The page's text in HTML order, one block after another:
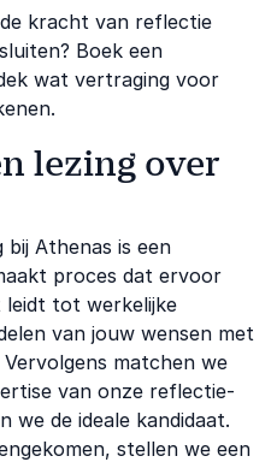
kracht van reflectie
Boek een
wat vertraging voor
lezing over
Athenas is een
proces dat ervoor
leidt tot werkelijke
van jouw wensen met
matchen we
van onze reflectie-
we de ideale kandidaat.
stellen we een